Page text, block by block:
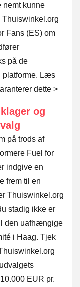
nemt kunne
Thuiswinkel.org
Fans (ES) om
på de
platforme. Læs
dette >
og
på trods af
Fuel for
indgive en
frem til en
Thuiswinkel.org
stadig ikke er
den uafhængige
i Haag. Tjek
EUR pr.